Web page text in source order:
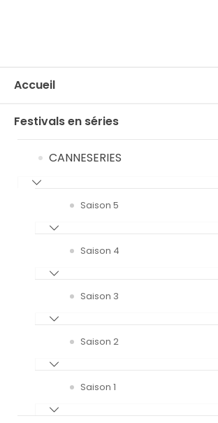
Accueil
Festivals en séries
CANNESERIES
Saison 5
Saison 4
Saison 3
Saison 2
Saison 1